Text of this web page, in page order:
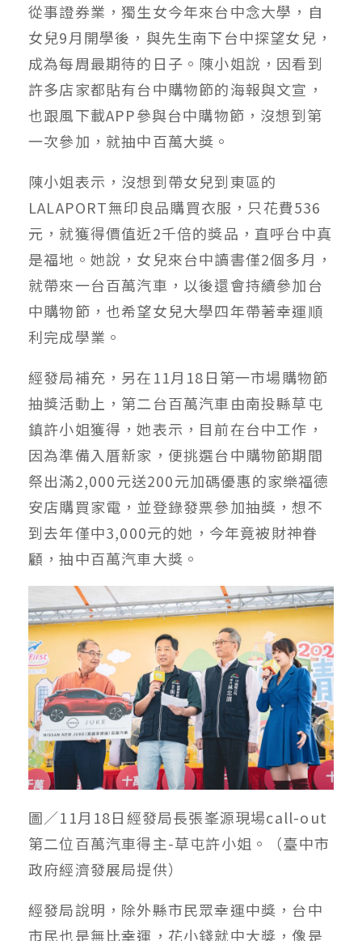
從事證券業，獨生女今年來台中念大學，自
女兒9月開學後，與先生南下台中探望女兒，
成為每周最期待的日子。陳小姐說，因看到
許多店家都貼有台中購物節的海報與文宣，
也跟風下載APP參與台中購物節，沒想到第
一次參加，就抽中百萬大獎。
陳小姐表示，沒想到帶女兒到東區的
LALAPORT無印良品購買衣服，只花費536
元，就獲得價值近2千倍的獎品，直呼台中真
是福地。她說，女兒來台中讀書僅2個多月，
就帶來一台百萬汽車，以後還會持續參加台
中購物節，也希望女兒大學四年帶著幸運順
利完成學業。
經發局補充，另在11月18日第一市場購物節
抽獎活動上，第二台百萬汽車由南投縣草屯
鎮許小姐獲得，她表示，目前在台中工作，
因為準備入厝新家，便挑選台中購物節期間
祭出滿2,000元送200元加碼優惠的家樂福德
安店購買家電，並登錄發票參加抽獎，想不
到去年僅中3,000元的她，今年竟被財神眷
顧，抽中百萬汽車大獎。
圖／11月18日經發局長張峯源現場call-out
第二位百萬汽車得主-草屯許小姐。（臺中市
政府經濟發展局提供）
經發局說明，除外縣市民眾幸運中獎，台中
市民也是無比幸運，花小錢就中大獎，像是